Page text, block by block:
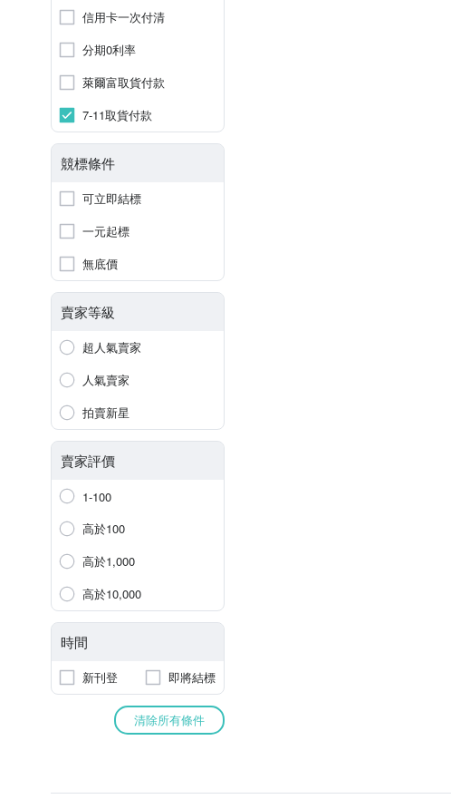
信用卡一次付清
分期0利率
萊爾富取貨付款
7-11取貨付款
競標條件
可立即結標
一元起標
無底價
賣家等級
超人氣賣家
人氣賣家
拍賣新星
賣家評價
1-100
高於100
高於1,000
高於10,000
時間
新刊登 即將結標
清除所有條件